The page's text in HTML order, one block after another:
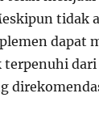
tidak
dapat
dari